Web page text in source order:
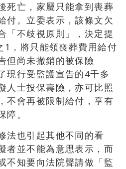
死亡，家屬只能拿到喪葬
付。立委表示，該條文欠
「不歧視原則」，決定提
1，將只能領喪葬費用給付
但尚未撤銷的被保險
現行受監護宣告的4千多
人士投保壽險，亦可比照
不會再被限制給付，享有
。
法也引起其他不同的看
者並不能為意思表示，而
不知要向法院聲請做「監